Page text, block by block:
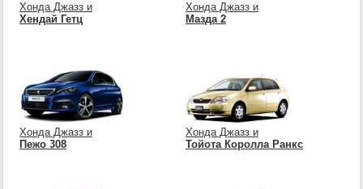
Хонда Джазз и
Хендай Гетц
Хонда Джазз и
Мазда 2
Хонда Джазз и
Пежо 308
Хонда Джазз и
Тойота Королла Ранкс